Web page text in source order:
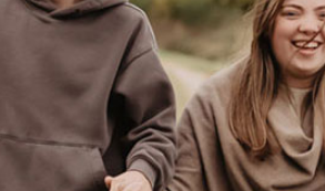
Weißtannenzapfen-